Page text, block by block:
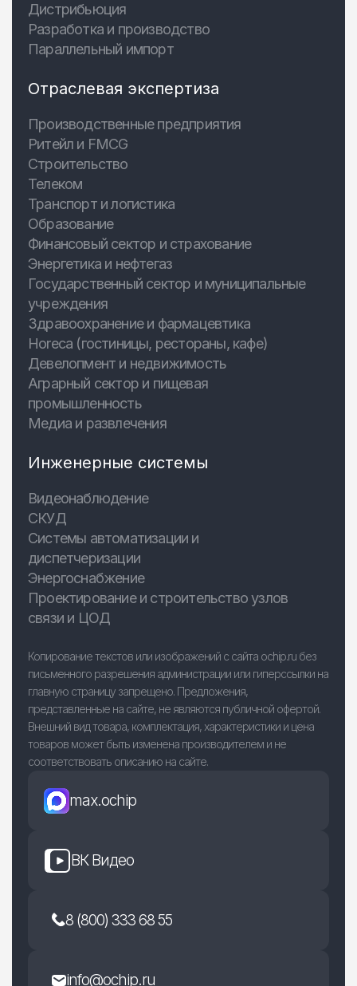
Дистрибьюция
Разработка и производство
Параллельный импорт
Отраслевая экспертиза
Производственные предприятия
Ритейл и FMCG
Строительство
Телеком
Транспорт и логистика
Образование
Финансовый сектор и страхование
Энергетика и нефтегаз
Государственный сектор и муниципальные
учреждения
Здравоохранение и фармацевтика
Horeca (гостиницы, рестораны, кафе)
Девелопмент и недвижимость
Аграрный сектор и пищевая
промышленность
Медиа и развлечения
Инженерные системы
Видеонаблюдение
СКУД
Системы автоматизации и
диспетчеризации
Энергоснабжение
Проектирование и строительство узлов
связи и ЦОД
Копирование текстов или изображений с сайта ochip.ru без
письменного разрешения администрации или гиперссылки на
главную страницу запрещено. Предложения,
представленные на сайте, не являются публичной офертой.
Внешний вид товара, комплектация, характеристики и цена
товаров может быть изменена производителем и не
соответствовать описанию на сайте.
max.ochip
ВК Видео
8 (800) 333 68 55
info@ochip.ru